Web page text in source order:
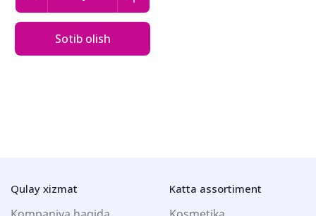
Sotib olish
Qulay xizmat Katta assortiment